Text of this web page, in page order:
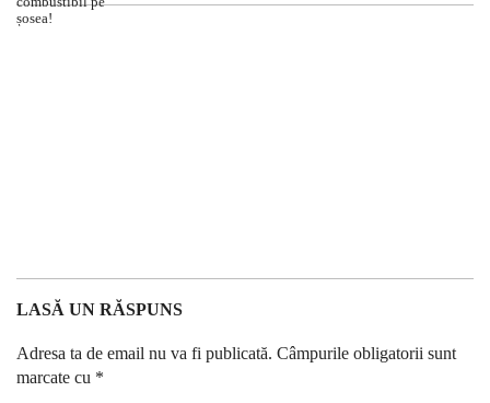
LASĂ UN RĂSPUNS
Adresa ta de email nu va fi publicată. Câmpurile obligatorii sunt
marcate cu *